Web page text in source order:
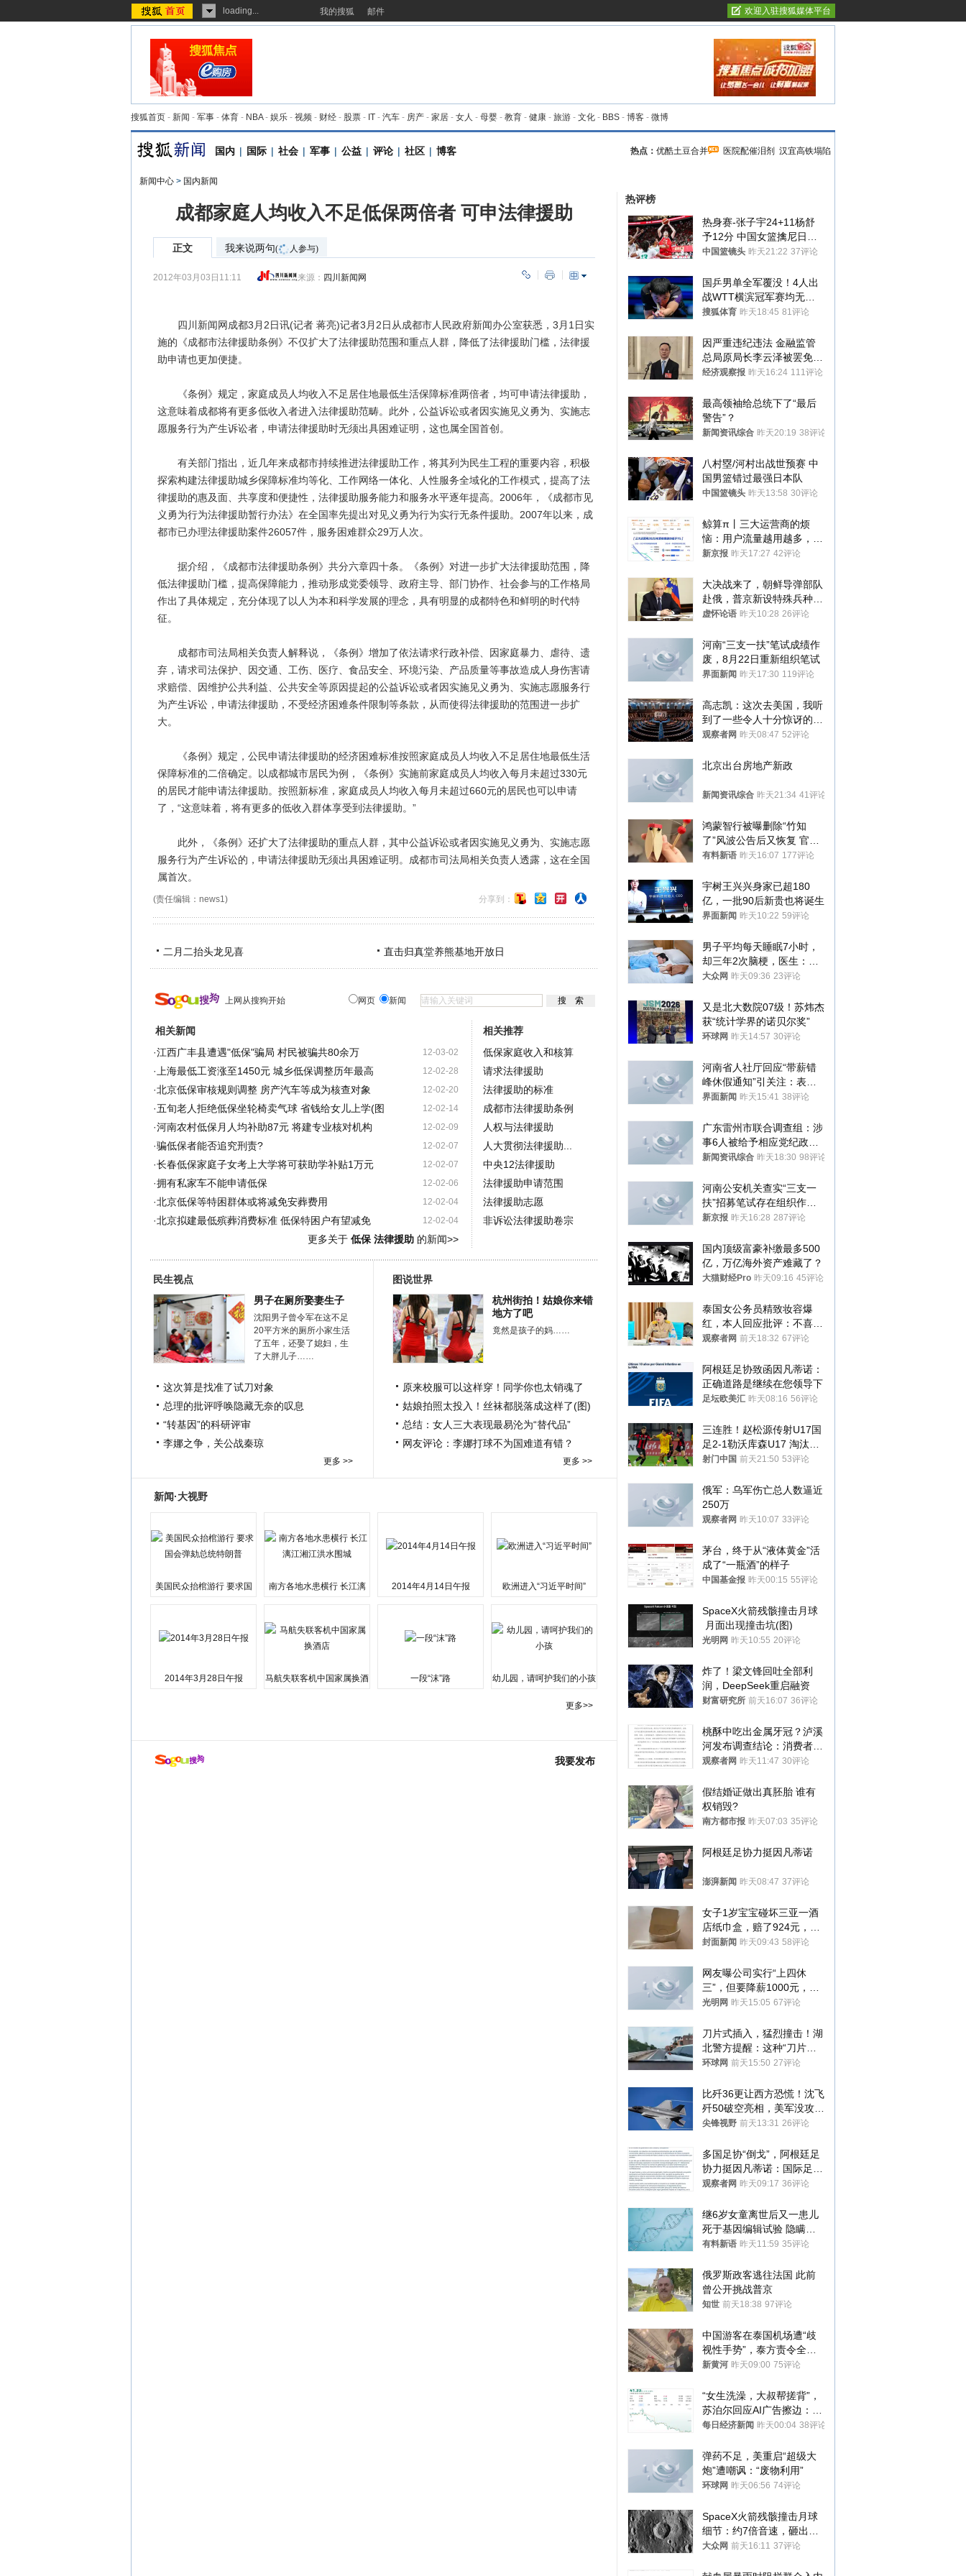
loading... 我的搜狐 邮件 欢迎入驻搜狐媒体平台
搜狐首页 - 新闻 - 军事 - 体育 - NBA- 娱乐 - 视频 - 财经 - 股票 - IT - 汽车 - 房产 - 家居 - 女人 - 母婴 - 教育 - 健康 - 旅游 - 文化 - BBS - 博客 - 微博
国内 | 国际 | 社会 | 军事 | 公益 | 评论 | 社区 | 博客 热点： 优酷土豆合并 医院配催泪剂 汉宜高铁塌陷
新闻中心 > 国内新闻
成都家庭人均收入不足低保两倍者 可申法律援助
正文 我来说两句( 人参与)
2012年03月03日11:11 来源： 四川新闻网
四川新闻网成都3月2日讯(记者 蒋亮)记者3月2日从成都市人民政府新闻办公室获悉，3月1日实
施的《成都市法律援助条例》不仅扩大了法律援助范围和重点人群，降低了法律援助门槛，法律援
助申请也更加便捷。
《条例》规定，家庭成员人均收入不足居住地最低生活保障标准两倍者，均可申请法律援助，
这意味着成都将有更多低收入者进入法律援助范畴。此外，公益诉讼或者因实施见义勇为、实施志
愿服务行为产生诉讼者，申请法律援助时无须出具困难证明，这也属全国首创。
有关部门指出，近几年来成都市持续推进法律援助工作，将其列为民生工程的重要内容，积极
探索构建法律援助城乡保障标准均等化、工作网络一体化、人性服务全域化的工作模式，提高了法
律援助的惠及面、共享度和便捷性，法律援助服务能力和服务水平逐年提高。2006年，《成都市见
义勇为行为法律援助暂行办法》在全国率先提出对见义勇为行为实行无条件援助。2007年以来，成
都市已办理法律援助案件26057件，服务困难群众29万人次。
据介绍，《成都市法律援助条例》共分六章四十条。《条例》对进一步扩大法律援助范围，降
低法律援助门槛，提高保障能力，推动形成党委领导、政府主导、部门协作、社会参与的工作格局
作出了具体规定，充分体现了以人为本和科学发展的理念，具有明显的成都特色和鲜明的时代特
征。
成都市司法局相关负责人解释说，《条例》增加了依法请求行政补偿、因家庭暴力、虐待、遗
弃，请求司法保护、因交通、工伤、医疗、食品安全、环境污染、产品质量等事故造成人身伤害请
求赔偿、因维护公共利益、公共安全等原因提起的公益诉讼或者因实施见义勇为、实施志愿服务行
为产生诉讼，申请法律援助，不受经济困难条件限制等条款，从而使得法律援助的范围进一步扩
大。
《条例》规定，公民申请法律援助的经济困难标准按照家庭成员人均收入不足居住地最低生活
保障标准的二倍确定。以成都城市居民为例，《条例》实施前家庭成员人均收入每月未超过330元
的居民才能申请法律援助。按照新标准，家庭成员人均收入每月未超过660元的居民也可以申请
了，“这意味着，将有更多的低收入群体享受到法律援助。”
此外，《条例》还扩大了法律援助的重点人群，其中公益诉讼或者因实施见义勇为、实施志愿
服务行为产生诉讼的，申请法律援助无须出具困难证明。成都市司法局相关负责人透露，这在全国
属首次。
(责任编辑：news1) 分享到：
二月二抬头龙见喜 直击归真堂养熊基地开放日
上网从搜狗开始 网页 新闻
相关新闻
12-03-02
·江西广丰县遭遇"低保"骗局 村民被骗共80余万
12-02-28
· 上海最低工资涨至1450元 城乡低保调整历年最高
12-02-20
·北京低保审核规则调整 房产汽车等成为核查对象
12-02-14
·五旬老人拒绝低保坐轮椅卖气球 省钱给女儿上学(图
12-02-09
·河南农村低保月人均补助87元 将建专业核对机构
12-02-07
·骗低保者能否追究刑责?
12-02-07
·长春低保家庭子女考上大学将可获助学补贴1万元
12-02-06
·拥有私家车不能申请低保
12-02-04
·北京低保等特困群体或将减免安葬费用
12-02-04
·北京拟建最低殡葬消费标准 低保特困户有望减免
更多关于 低保 法律援助的新闻>>
相关推荐
低保家庭收入和核算
请求法律援助
法律援助的标准
成都市法律援助条例
人权与法律援助
人大贯彻法律援助...
中央12法律援助
法律援助申请范围
法律援助志愿
非诉讼法律援助卷宗
民生视点
男子在厕所娶妻生子
沈阳男子曾令军在这不足
20平方米的厕所小家生活
了五年，还娶了媳妇，生
了大胖儿子……
这次算是找准了试刀对象
总理的批评呼唤隐藏无奈的叹息
“转基因”的科研评审
李娜之争，关公战秦琼
更多 >>
图说世界
杭州街拍！姑娘你来错
地方了吧
竟然是孩子的妈……
原来校服可以这样穿！同学你也太销魂了
姑娘拍照太投入！丝袜都脱落成这样了(图)
总结：女人三大表现最易沦为“替代品”
网友评论：李娜打球不为国难道有错？
更多 >>
新闻·大视野
美国民众抬棺游行 要求国
南方各地水患横行 长江漓
2014年4月14日午报 欧洲进入“习近平时间”
2014年3月28日午报
马航失联客机中国家属换酒
一段“沫”路 幼儿园，请呵护我们的小孩
更多>>
我要发布
热评榜
热身赛-张子宇24+11杨舒
予12分 中国女篮擒尼日利
亚
中国篮镜头 昨天21:22 37评论
国乒男单全军覆没！4人出
战WTT横滨冠军赛均无缘
八强
搜狐体育 昨天18:45 81评论
因严重违纪违法 金融监管
总局原局长李云泽被罢免全
国人大代表
经济观察报 昨天16:24 111评论
最高领袖给总统下了“最后
警告”？
新闻资讯综合 昨天20:19 38评论
八村塁/河村出战世预赛 中
国男篮错过最强日本队
中国篮镜头 昨天13:58 30评论
鲸算π丨三大运营商的烦
恼：用户流量越用越多，收
入却越来越少
新京报 昨天17:27 42评论
大决战来了，朝鲜导弹部队
赴俄，普京新设特殊兵种，
76岁老将扛旗
虚怀论语 昨天10:28 26评论
河南“三支一扶”笔试成绩作
废，8月22日重新组织笔试
界面新闻 昨天17:30 119评论
高志凯：这次去美国，我听
到了一些令人十分惊讶的消
息
观察者网 昨天08:47 52评论
北京出台房地产新政
新闻资讯综合 昨天21:34 41评论
鸿蒙智行被曝删除“竹知
了”风波公告后又恢复 官媒
曾力挺：劝华为要大度的，
有料新语 昨天16:07 177评论
宇树王兴兴身家已超180
亿，一批90后新贵也将诞生
界面新闻 昨天10:22 59评论
男子平均每天睡眠7小时，
却三年2次脑梗，医生：这
样睡觉更伤身
大众网 昨天09:36 23评论
又是北大数院07级！苏炜杰
获“统计学界的诺贝尔奖”
环球网 昨天14:57 30评论
河南省人社厅回应“带薪错
峰休假通知”引关注：表述
不够准确，待修改后印发
界面新闻 昨天15:41 38评论
广东雷州市联合调查组：涉
事6人被给予相应党纪政务
处分和组织处理
新闻资讯综合 昨天18:30 98评论
河南公安机关查实“三支一
扶”招募笔试存在组织作弊
犯罪行为
新京报 昨天16:28 287评论
国内顶级富豪补缴最多500
亿，万亿海外资产难藏了？
大猫财经Pro 昨天09:16 45评论
泰国女公务员精致妆容爆
红，本人回应批评：不喜欢
就别看
观察者网 前天18:32 67评论
阿根廷足协致函因凡蒂诺：
正确道路是继续在您领导下
足坛欧美汇 昨天08:16 56评论
三连胜！赵松源传射U17国
足2-1勒沃库森U17 淘汰赛
将战河床
射门中国 前天21:50 53评论
俄军：乌军伤亡总人数逼近
250万
观察者网 昨天10:07 33评论
茅台，终于从“液体黄金”活
成了“一瓶酒”的样子
中国基金报 昨天00:15 55评论
SpaceX火箭残骸撞击月球
月面出现撞击坑(图)
光明网 昨天10:55 20评论
炸了！梁文锋回吐全部利
润，DeepSeek重启融资
财富研究所 前天16:07 36评论
桃酥中吃出金属牙冠？泸溪
河发布调查结论：消费者已
澄清，所发视频情况不属实
观察者网 昨天11:47 30评论
假结婚证做出真胚胎 谁有
权销毁?
南方都市报 昨天07:03 35评论
阿根廷足协力挺因凡蒂诺
澎湃新闻 昨天08:47 37评论
女子1岁宝宝碰坏三亚一酒
店纸巾盒，赔了924元，发
帖吐槽后酒店退还一半的
封面新闻 昨天09:43 58评论
网友曝公司实行“上四休
三”，但要降薪1000元，不
接受只能辞职
光明网 昨天15:05 67评论
刀片式插入，猛烈撞击！湖
北警方提醒：这种“刀片超
车”，太危险了
环球网 前天15:50 27评论
比歼36更让西方恐慌！沈飞
歼50破空亮相，美军没攻克
的技术被拿下
尖锋视野 前天13:31 26评论
多国足协“倒戈”，阿根廷足
协力挺因凡蒂诺：国际足联
今后应继续在其领导下前行
观察者网 昨天09:17 36评论
继6岁女童离世后又一患儿
死于基因编辑试验 隐瞒一
年才对外披露
有料新语 昨天11:59 35评论
俄罗斯政客逃往法国 此前
曾公开挑战普京
知世 前天18:38 97评论
中国游客在泰国机场遭“歧
视性手势”，泰方责令全面
调查，对责任人采取最严厉
新黄河 昨天09:00 75评论
“女生洗澡，大叔帮搓背”，
苏泊尔回应AI广告擦边：视
频全下架，已强化内容管理
每日经济新闻 昨天00:04 38评论
弹药不足，美重启“超级大
炮”遭嘲讽：“废物利用”
环球网 昨天06:56 74评论
SpaceX火箭残骸撞击月球
细节：约7倍音速，砸出直
径约30米撞击坑
大众网 前天16:11 37评论